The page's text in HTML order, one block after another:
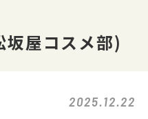
屋コスメ部)
2025.12.22